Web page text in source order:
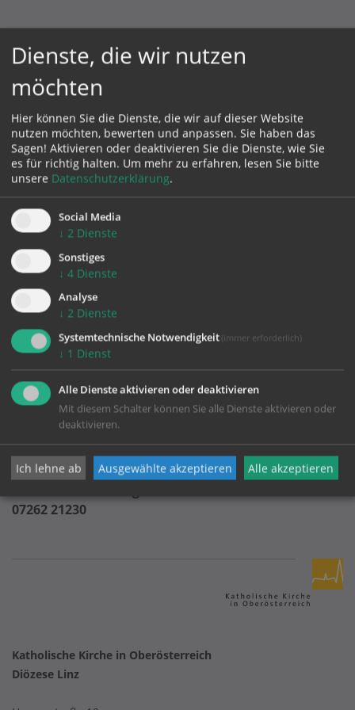
Pfarrgemeinde St. Georgen an der Gusen
Linzer Straße 8
4222 St. Georgen an der Gusen
Telefon:07237/2210
pfarre.stgeorgen.gusen@dioezese-linz.at
http://www.pfarre-stgeorgen-gusen.at
Pfarrvikar Moses Valentine Chukwujekwu
0676 8776 5419
Di, Mi: 16.00 - 17.30 Uhr
Fr: 10.00 - 12.00 Uhr
Seelsorgerin Estelle Hartl
0676 8776 5592
nach telefonischer Vereinbarung
07237 2210
Mo-Do: 8.00 - 12.00 Uhr
Fr: 8.00 - 11.00 Uhr
(außerhalb Ferien)
07262 21230
Katholische Kirche in Oberösterreich
Diözese Linz
Dienste, die wir nutzen
möchten
Hier können Sie die Dienste, die wir auf dieser Website
nutzen möchten, bewerten und anpassen. Sie haben das
Sagen! Aktivieren oder deaktivieren Sie die Dienste, wie Sie
es für richtig halten. Um mehr zu erfahren, lesen Sie bitte
unsere Datenschutzerklärung.
Social Media
↓ 2 Dienste
Sonstiges
↓ 4 Dienste
Analyse
↓ 2 Dienste
Systemtechnische Notwendigkeit (immer erforderlich)
↓ 1 Dienst
Alle Dienste aktivieren oder deaktivieren
Mit diesem Schalter können Sie alle Dienste aktivieren oder
deaktivieren.
Ich lehne ab Ausgewählte akzeptieren Alle akzeptieren